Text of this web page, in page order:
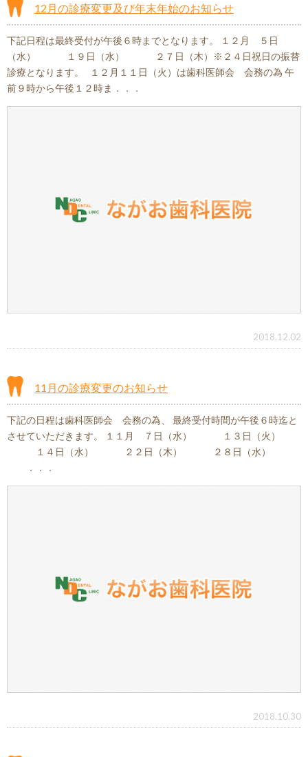
12月の診療変更及び年末年始のお知らせ
下記日程は最終受付が午後６時までとなります。 １２月 ５日
（水） １９日（水） ２７日（木）※２４日祝日の振替
診療となります。 １２月１１日（火）は歯科医師会 会務の為 午
前９時から午後１２時ま．．．
2018.12.02
11月の診療変更のお知らせ
下記の日程は歯科医師会 会務の為、 最終受付時間が午後６時迄と
させていただきます。 １１月 ７日（水） １３日（火）
１４日（水） ２２日（木） ２８日（水）
．．．
2018.10.30